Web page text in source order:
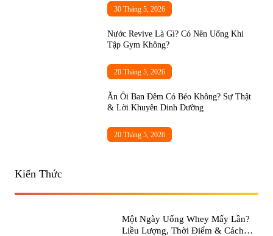
30 Tháng 5, 2026
Nước Revive Là Gì? Có Nên Uống Khi
Tập Gym Không?
20 Tháng 5, 2026
Ăn Ổi Ban Đêm Có Béo Không? Sự Thật
& Lời Khuyên Dinh Dưỡng
20 Tháng 5, 2026
Kiến Thức
Một Ngày Uống Whey Mấy Lần?
Liều Lượng, Thời Điểm & Cách